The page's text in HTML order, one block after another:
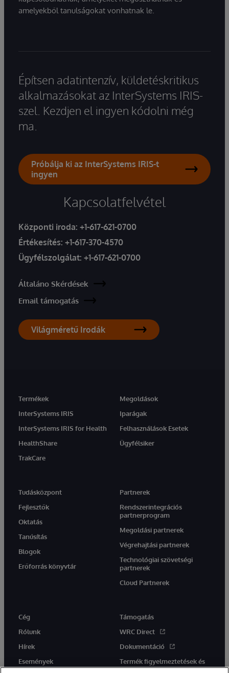
amelyekből tanulságokat vonhatnak le.
Építsen adatintenzív, küldetéskritikus
alkalmazásokat az InterSystems IRIS-
szel. Kezdjen el ingyen kódolni még
ma.
Próbálja ki az InterSystems IRIS-t
ingyen
Kapcsolatfelvétel
Központi iroda: +1-617-621-0700
Értékesítés: +1-617-370-4570
Ügyfélszolgálat: +1-617-621-0700
Általáno Skérdések
Email támogatás
Világméretű Irodák
Termékek
InterSystems IRIS
InterSystems IRIS for Health
HealthShare
TrakCare
Megoldások
Iparágak
Felhasználások Esetek
Ügyfélsiker
Tudásközpont
Fejlesztők
Oktatás
Tanúsítás
Blogok
Erőforrás könyvtár
Partnerek
Rendszerintegrációs
partnerprogram
Megoldási partnerek
Végrehajtási partnerek
Technológiai szövetségi
partnerek
Cloud Partnerek
Cég
Rólunk
Hírek
Események
Támogatás
WRC Direct
Dokumentáció
Termék figyelmeztetések és
tanácsok